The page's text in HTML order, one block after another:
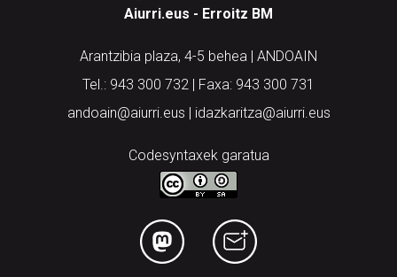
Aiurri.eus - Erroitz BM
Arantzibia plaza, 4-5 behea | ANDOAIN
Tel.: 943 300 732 | Faxa: 943 300 731
andoain@aiurri.eus | idazkaritza@aiurri.eus
Codesyntaxek garatua